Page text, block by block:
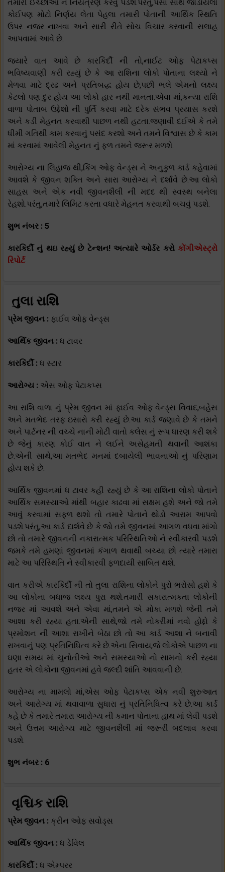
તમારી ઈચ્છાઓ ને નિયંત્રણ કરવું પડશે.પરંતુ,પૈસા સાથે જોડાયેલો
કોઈપણ મોટો નિર્ણય લેતા પેહલા તમારી પોતાની આર્થિક સ્થિતિ
ઉપર નજર નાખવા અને સારી રીતે સોચ વિચાર કરવાની સલાહ
આપવામાં આવે છે.
જયારે વાત આવે છે કારકિર્દી ની તો,નાઈટ ઓફ પેટાકપ્સ
ભવિષ્યવાણી કરી રહ્યું છે કે આ રાશિના લોકો પોતાના લક્ષ્યો ને
મેળવા માટે દ્રઢ અને પ્રતિબદ્ધ હોય છે,પછી ભલે એમનો લક્ષ્ય
કેટલો પણ દુર હોય આ લોકો હાર નથી માનતા.એવા માં,કન્યા રાશિ
વાળા પોતાબ ઉદ્દેશો ની પુર્તિ કરવા માટે દરેક સંભવ પ્રયાસ કરશે
અને કડી મેહનત કરવાથી પાછળ નથી હટતા.જણાવી દઈએ કે તમે
ધીમી ગતિથી કામ કરવાનું પસંદ કરશો અને તમને વિશ્વાસ છે કે કામ
માં કરવામાં આવેલી મેહનત નું ફળ તમને જરૂર મળશે.
આરોગ્ય ના લિહાજ થી,કિંગ ઓફ વેન્ડ્સ ને અનુકુળ કાર્ડ કહેવામાં
આવશે કે જીવન શક્તિ અને સારા આરોગ્ય ને દર્શાવે છે.આ લોકો
સાહસ અને એક નવી જીવનશૈલી ની મદદ થી સ્વસ્થ બનેલા
રેહશો.પરંતુ,તમારે લિમિટ કરતા વધારે મેહનત કરવાથી બચવું પડશે.
શુભ નંબર : 5
કારકિર્દી નું થઇ રહ્યું છે ટેન્શન! અત્યારે ઓર્ડર કરો કોંગીએસ્ટ્રો
રિપોર્ટ
તુલા રાશિ
પ્રેમ જીવન : ફાઈવ ઓફ વેન્ડ્સ
આર્થિક જીવન : ધ ટાવર
કારકિર્દી : ધ સ્ટાર
આરોગ્ય : એસ ઓફ પેટાકપ્સ
આ રાશિ વાળા નું પ્રેમ જીવન માં ફાઈવ ઓફ વેન્ડ્સ વિવાદ,બહેસ
અને મતભેદ તરફ ઇસારો કરી રહ્યું છે.આ કાર્ડ જણાવે છે કે તમને
અને પાર્ટનર ની વચ્ચે નાની મોટી વાતો કલેસ નું રૂપ ધારણ કરી શકે
છે જેનું કારણ કોઈ વાત ને લઈને અસેહમતી થવાની આશંકા
છે.એની સાથે,આ મતભેદ મનમાં દબાયેલી ભાવનાઓ નું પરિણામ
હોય શકે છે.
આર્થિક જીવનમાં ધ ટાવર કહી રહ્યું છે કે આ રાશિના લોકો પોતાને
આર્થિક સમસ્યાઓ માંથી બહાર કાઢવા માં સક્ષમ હશે અને જો તમે
આવું કરવામાં સફળ થશો તો તમારે પોતાને થોડો આરામ આપવો
પડશે.પરંતુ,આ કાર્ડ દાર્શવે છે કે જો તમે જીવનમાં આગળ વધવા માંગો
છો તો તમારે જીવનની નકારાત્મક પરિસ્થિતિઓ ને સ્વીકારવી પડશે
જમકે તમે હમણાં જીવનમાં કંગાળ થવાથી બચ્યા છો ત્યારે તમારા
માટે આ પરિસ્થિતિ ને સ્વીકારવી ફળદાયી સાબિત થશે.
વાત કરીએ કારકિર્દી ની તો તુલા રાશિના લોકોને પુરો ભરોસો હશે કે
આ લોકોના બધાજ લક્ષ્ય પુરા થશે.તમારી સકારાત્મકતા લોકોની
નજર માં આવશે અને એવા માં,તમને એ મોકા મળશે જેની તમે
આશા કરી રહ્યા હતા.એની સાથે,જો તમે નોકરીમાં નવો હોદ્દો કે
પ્રમોશન ની આશા રાખીને બેઠા છો તો આ કાર્ડ આશા ને બનાવી
રાખવાનું પણ પ્રતિનિધિત્વ કરે છે.એના સિવાય,જે લોકોએ પાછળ ના
ઘણા સમય માં ચુનોતીઓ અને સમસ્યાઓ નો સામનો કરી રહ્યા
હતર એ લોકોના જીવનમાં હવે જલ્દી શાંતિ આવવાની છે.
આરોગ્ય ના મામલો માં,એસ ઓફ પેટાકપ્સ એક નવી શુરુઆત
અને આરોગ્ય માં થવાવાળા સુધારા નું પ્રતિનિધિત્વ કરે છે.આ કાર્ડ
કહે છે કે તમારે તમારા આરોગ્ય ની કમાન પોતાના હાથ માં લેવી પડશે
અને ઉત્તમ આરોગ્ય માટે જીવનશૈલી માં જરૂરી બદલાવ કરવા
પડશે.
શુભ નંબર : 6
વૃશ્ચિક રાશિ
પ્રેમ જીવન : ક્રીન ઓફ સવોડ્સ
આર્થિક જીવન : ધ ડેવિલ
કારકિર્દી : ધ એમ્પરર